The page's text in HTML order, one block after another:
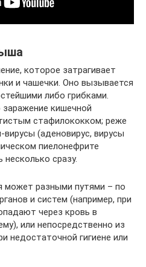
которое затрагивает
и чашечки. Оно вызывается
либо грибками.
кишечной
стафилококком; реже
(аденовирус, вирусы
пиелонефрите
сразу.
может разными путями – по
и систем (например, при
через кровь в
или непосредственно из
недостаточной гигиене или